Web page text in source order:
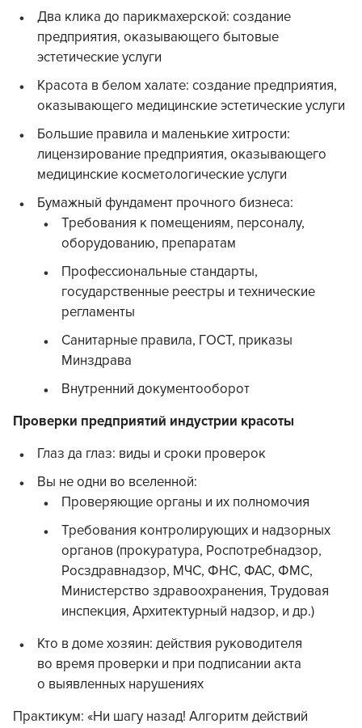
Два клика до парикмахерской: создание
предприятия, оказывающего бытовые
эстетические услуги
Красота в белом халате: создание предприятия,
оказывающего медицинские эстетические услуги
Большие правила и маленькие хитрости:
лицензирование предприятия, оказывающего
медицинские косметологические услуги
Бумажный фундамент прочного бизнеса:
Требования к помещениям, персоналу,
оборудованию, препаратам
Профессиональные стандарты,
государственные реестры и технические
регламенты
Санитарные правила, ГОСТ, приказы
Минздрава
Внутренний документооборот
Проверки предприятий индустрии красоты
Глаз да глаз: виды и сроки проверок
Вы не одни во вселенной:
Проверяющие органы и их полномочия
Требования контролирующих и надзорных
органов (прокуратура, Роспотребнадзор,
Росздравнадзор, МЧС, ФНС, ФАС, ФМС,
Министерство здравоохранения, Трудовая
инспекция, Архитектурный надзор, и др.)
Кто в доме хозяин: действия руководителя
во время проверки и при подписании акта
о выявленных нарушениях
Практикум: «Ни шагу назад! Алгоритм действий